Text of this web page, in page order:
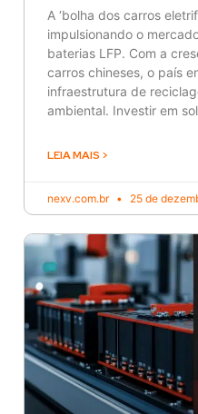
A ‘bolha dos carros
impulsionando o
baterias LFP. Com a
carros chineses, o país
infraestrutura de
ambiental. Investir em
LEIA MAIS >
nexv.com.br 25 de